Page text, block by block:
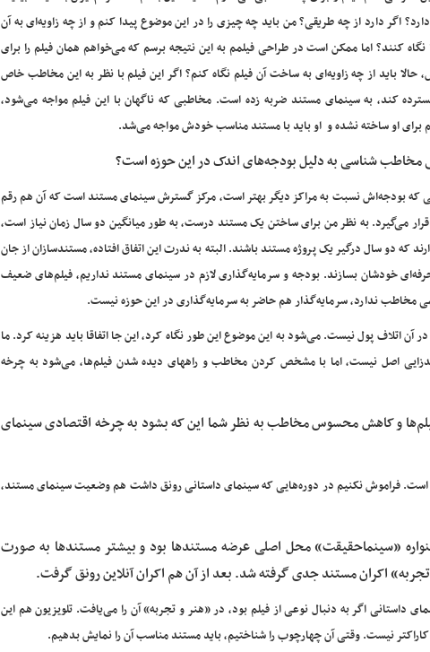
اگر دارد از چه طریقی؟ من باید چه چیزی را در این موضوع پیدا کنم و از چه زاویه‌ای به آن
کنند؟ اما ممکن است در طراحی فیلمم به این نتیجه برسم که می‌خواهم همان فیلم را برای
باید از چه زاویه‌ای به ساخت آن فیلم نگاه کنم؟ اگر این فیلم با نظر به این مخاطب خاص
کند، به سینمای مستند ضربه زده است. مخاطبی که ناگهان با این فیلم مواجه می‌شود،
او ساخته نشده و او باید با مستند مناسب خودش مواجه می‌شد.
مخاطب شناسی به دلیل بودجه‌های اندک در این حوزه است؟
که بودجه‌اش نسبت به مراکز دیگر بهتر است، مرکز گسترش سینمای مستند است که آن هم رقم
می‌گیرد. به نظر من برای ساختن یک مستند درست، به طور میانگین دو سال زمان نیاز است،
که دو سال درگیر یک پروژه مستند باشند. البته به ندرت این اتفاق افتاده، مستندسازان از جان
خودشان بسازند. بودجه و سرمایه‌گذاری لازم در سینمای مستند نداریم، فیلم‌های ضعیف
مخاطب ندارد، سرمایه‌گذار هم حاضر به سرمایه‌گذاری در این حوزه نیست.
اتلاف پول نیست. می‌شود به این موضوع این طور نگاه کرد، این جا اتفاقا باید هزینه کرد. ما
اصل نیست، اما با مشخص کردن مخاطب و راههای دیده شدن فیلم‌ها، می‌شود به چرخه
و کاهش محسوس مخاطب به نظر شما این که بشود به چرخه اقتصادی سینمای
است. فراموش نکنیم در دوره‌هایی که سینمای داستانی رونق داشت هم وضعیت سینمای مستند،
«سینماحقیقت» محل اصلی عرضه مستندها بود و بیشتر مستندها به صورت
اکران مستند جدی گرفته شد. بعد از آن هم اکران آنلاین رونق گرفت.
اگر به دنبال نوعی از فیلم بود، در «هنر و تجربه» آن را می‌یافت. تلویزیون هم این
نیست. وقتی آن چهارچوب را شناختیم، باید مستند مناسب آن را نمایش بدهیم.